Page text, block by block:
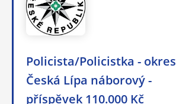
Policista/Policistka - okres
Česká Lípa náborový -
příspěvek 110.000 Kč